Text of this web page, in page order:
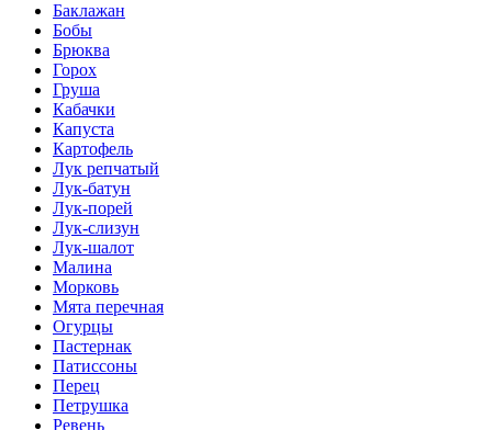
Баклажан
Бобы
Брюква
Горох
Груша
Кабачки
Капуста
Картофель
Лук репчатый
Лук-батун
Лук-порей
Лук-слизун
Лук-шалот
Малина
Морковь
Мята перечная
Огурцы
Пастернак
Патиссоны
Перец
Петрушка
Ревень